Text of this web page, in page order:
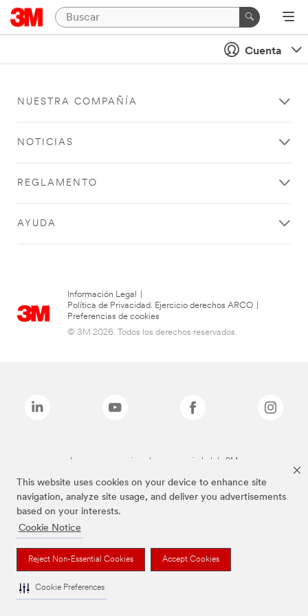
This website uses cookies on your device to enhance site
navigation, analyze site usage, and deliver you advertisements
based on your interests.
Cookie Notice
Reject Non-Essential Cookies Accept Cookies
Cookie Preferences
Cuenta
NUESTRA COMPAÑÍA
NOTICIAS
REGLAMENTO
AYUDA
Información Legal
Política de Privacidad. Ejercicio derechos ARCO
Preferencias de cookies
© 3M 2026. Todos los derechos reservados.
Las marcas mencionadas son propiedad de 3M